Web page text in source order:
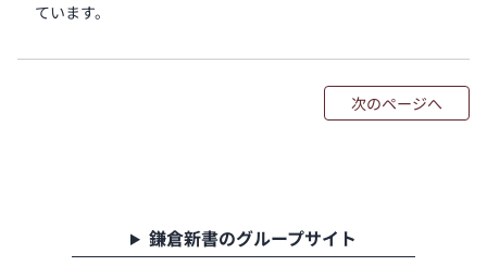
ています。
次のページへ
鎌倉新書のグループサイト